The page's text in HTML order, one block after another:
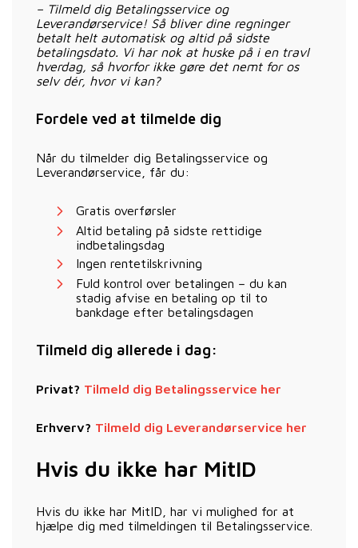
– Tilmeld dig Betalingsservice og
Leverandørservice! Så bliver dine regninger
betalt helt automatisk og altid på sidste
betalingsdato. Vi har nok at huske på i en travl
hverdag, så hvorfor ikke gøre det nemt for os
selv dér, hvor vi kan?
Fordele ved at tilmelde dig
Når du tilmelder dig Betalingsservice og
Leverandørservice, får du:
Gratis overførsler
Altid betaling på sidste rettidige
indbetalingsdag
Ingen rentetilskrivning
Fuld kontrol over betalingen – du kan
stadig afvise en betaling op til to
bankdage efter betalingsdagen
Tilmeld dig allerede i dag:
Privat? Tilmeld dig Betalingsservice her
Erhverv? Tilmeld dig Leverandørservice her
Hvis du ikke har MitID
Hvis du ikke har MitID, har vi mulighed for at
hjælpe dig med tilmeldingen til Betalingsservice.